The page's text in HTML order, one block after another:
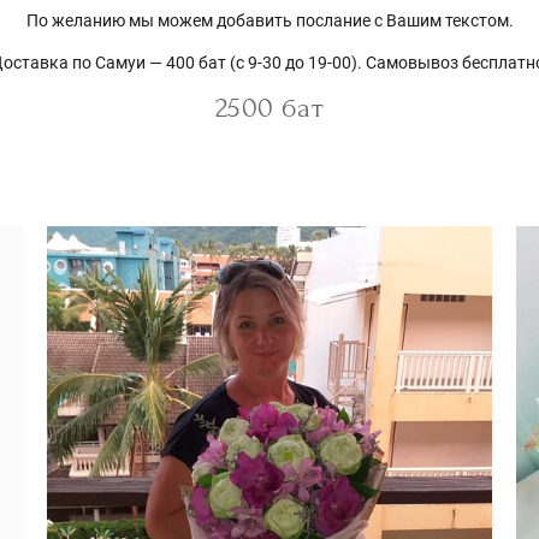
По желанию мы можем добавить послание с Вашим текстом.
по Самуи — 400 бат (с 9-30 до 19-00). Самовывоз
2500 бат